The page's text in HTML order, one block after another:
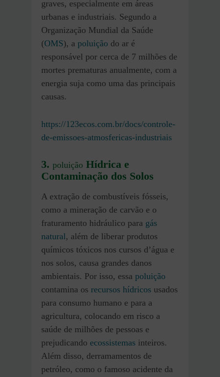
graves, especialmente em áreas
urbanas e industriais. Segundo a
Organização Mundial da Saúde
(OMS), a poluição do ar é
responsável por cerca de 7 milhões de
mortes prematuras anualmente, com a
energia suja como uma das principais
causas.
https://123ecos.com.br/docs/controle-
de-emissoes-atmosfericas-industriais
3. poluição Hídrica e
Contaminação dos Solos
A extração de combustíveis fósseis,
como a mineração de carvão e o
fraturamento hidráulico para gás
natural, além de liberar produtos
químicos tóxicos nos cursos d’água e
nos solos, causa grandes danos
ambientais. Por isso, essa poluição
contamina os recursos hídricos usados
para consumo humano e para a
agricultura, colocando em risco a
saúde de milhões de pessoas e
prejudicando ecossistemas inteiros.
Além disso, derramamentos de
petróleo, como o famoso acidente da